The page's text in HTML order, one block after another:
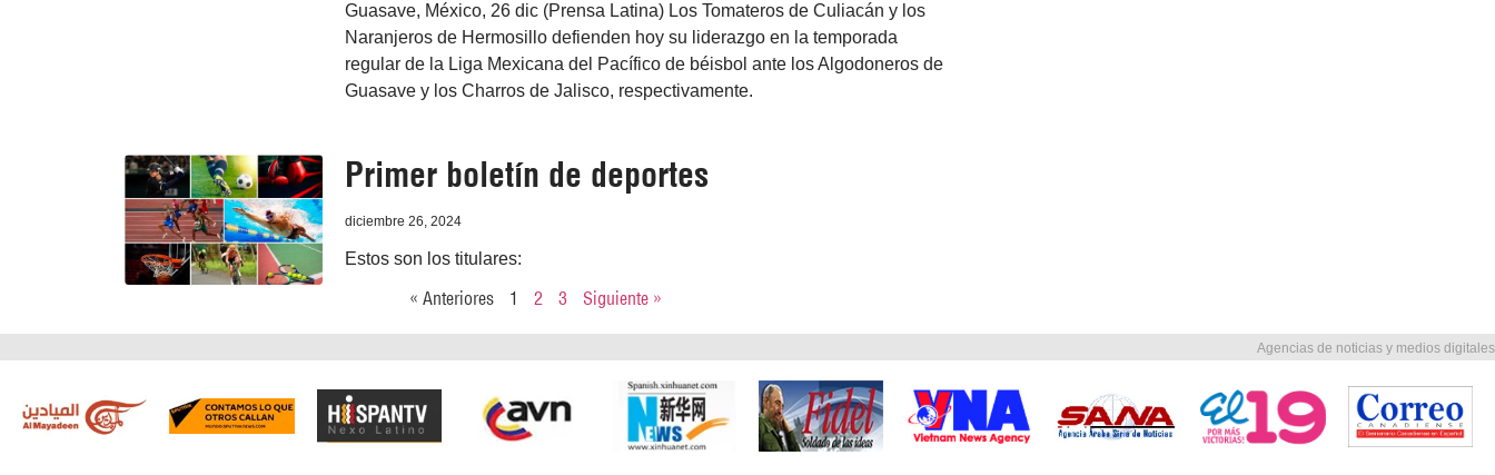
Guasave, México, 26 dic (Prensa Latina) Los Tomateros de Culiacán y los
Naranjeros de Hermosillo defienden hoy su liderazgo en la temporada
regular de la Liga Mexicana del Pacífico de béisbol ante los Algodoneros de
Guasave y los Charros de Jalisco, respectivamente.
Primer boletín de deportes
diciembre 26, 2024
Estos son los titulares:
« Anteriores 1 2 3 Siguiente »
Agencias de noticias y medios digitales